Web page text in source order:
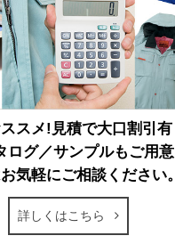
スメ!見積で大口割引
ログ／サンプルもご用意
気軽にご相談ください。
詳しくはこちら